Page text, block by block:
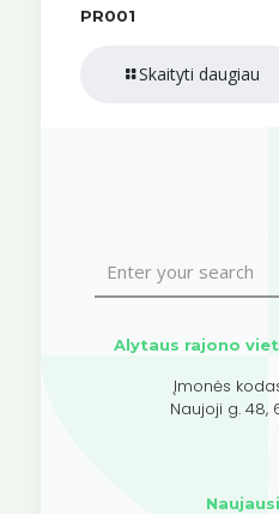
PR001
Skaityti daugiau
Alytaus rajono
Įmonės
Naujoji g. 48,